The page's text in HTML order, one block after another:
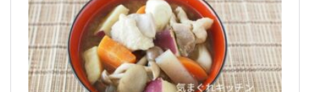
住・インテリア・小物・植物
離乳食・キッズメニュー
育児徒然